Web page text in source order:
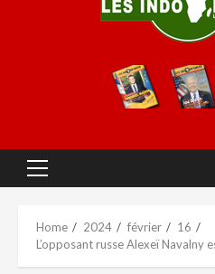
Home 2024 février
16
L’opposant russe Alexeï Navalny